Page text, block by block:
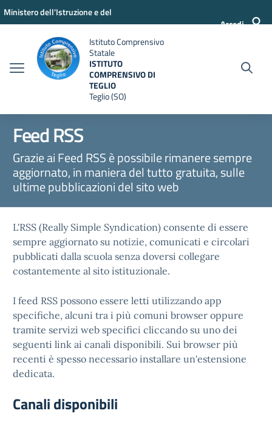
Vai ai contenuti
Vai al menu di navigazione
Vai al footer
Ministero dell'Istruzione e del
Accedi
Istituto Comprensivo
Statale
ISTITUTO
COMPRENSIVO DI
TEGLIO
Teglio (SO)
Feed RSS
Grazie ai Feed RSS è possibile rimanere sempre
aggiornato, in maniera del tutto gratuita, sulle
ultime pubblicazioni del sito web
L'RSS (Really Simple Syndication) consente di essere
sempre aggiornato su notizie, comunicati e circolari
pubblicati dalla scuola senza doversi collegare
costantemente al sito istituzionale.
I feed RSS possono essere letti utilizzando app
specifiche, alcuni tra i più comuni browser oppure
tramite servizi web specifici cliccando su uno dei
seguenti link ai canali disponibili. Sui browser più
recenti è spesso necessario installare un'estensione
dedicata.
Canali disponibili